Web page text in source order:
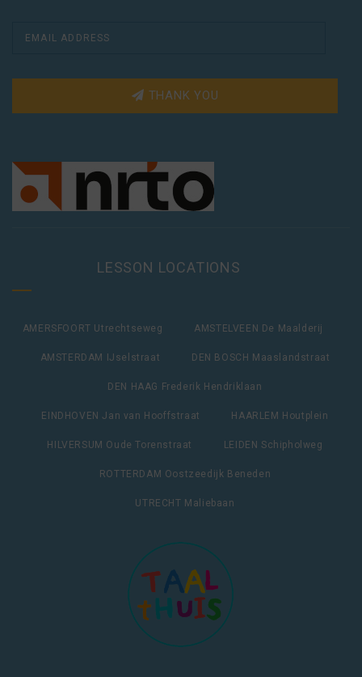
THANK YOU
LESSON LOCATIONS
AMERSFOORT Utrechtseweg AMSTELVEEN De Maalderij
AMSTERDAM IJselstraat DEN BOSCH Maaslandstraat
DEN HAAG Frederik Hendriklaan
EINDHOVEN Jan van Hooffstraat HAARLEM Houtplein
HILVERSUM Oude Torenstraat LEIDEN Schipholweg
ROTTERDAM Oostzeedijk Beneden
UTRECHT Maliebaan